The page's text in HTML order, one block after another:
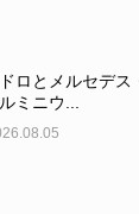
ロとメルセデス
ミニウ...